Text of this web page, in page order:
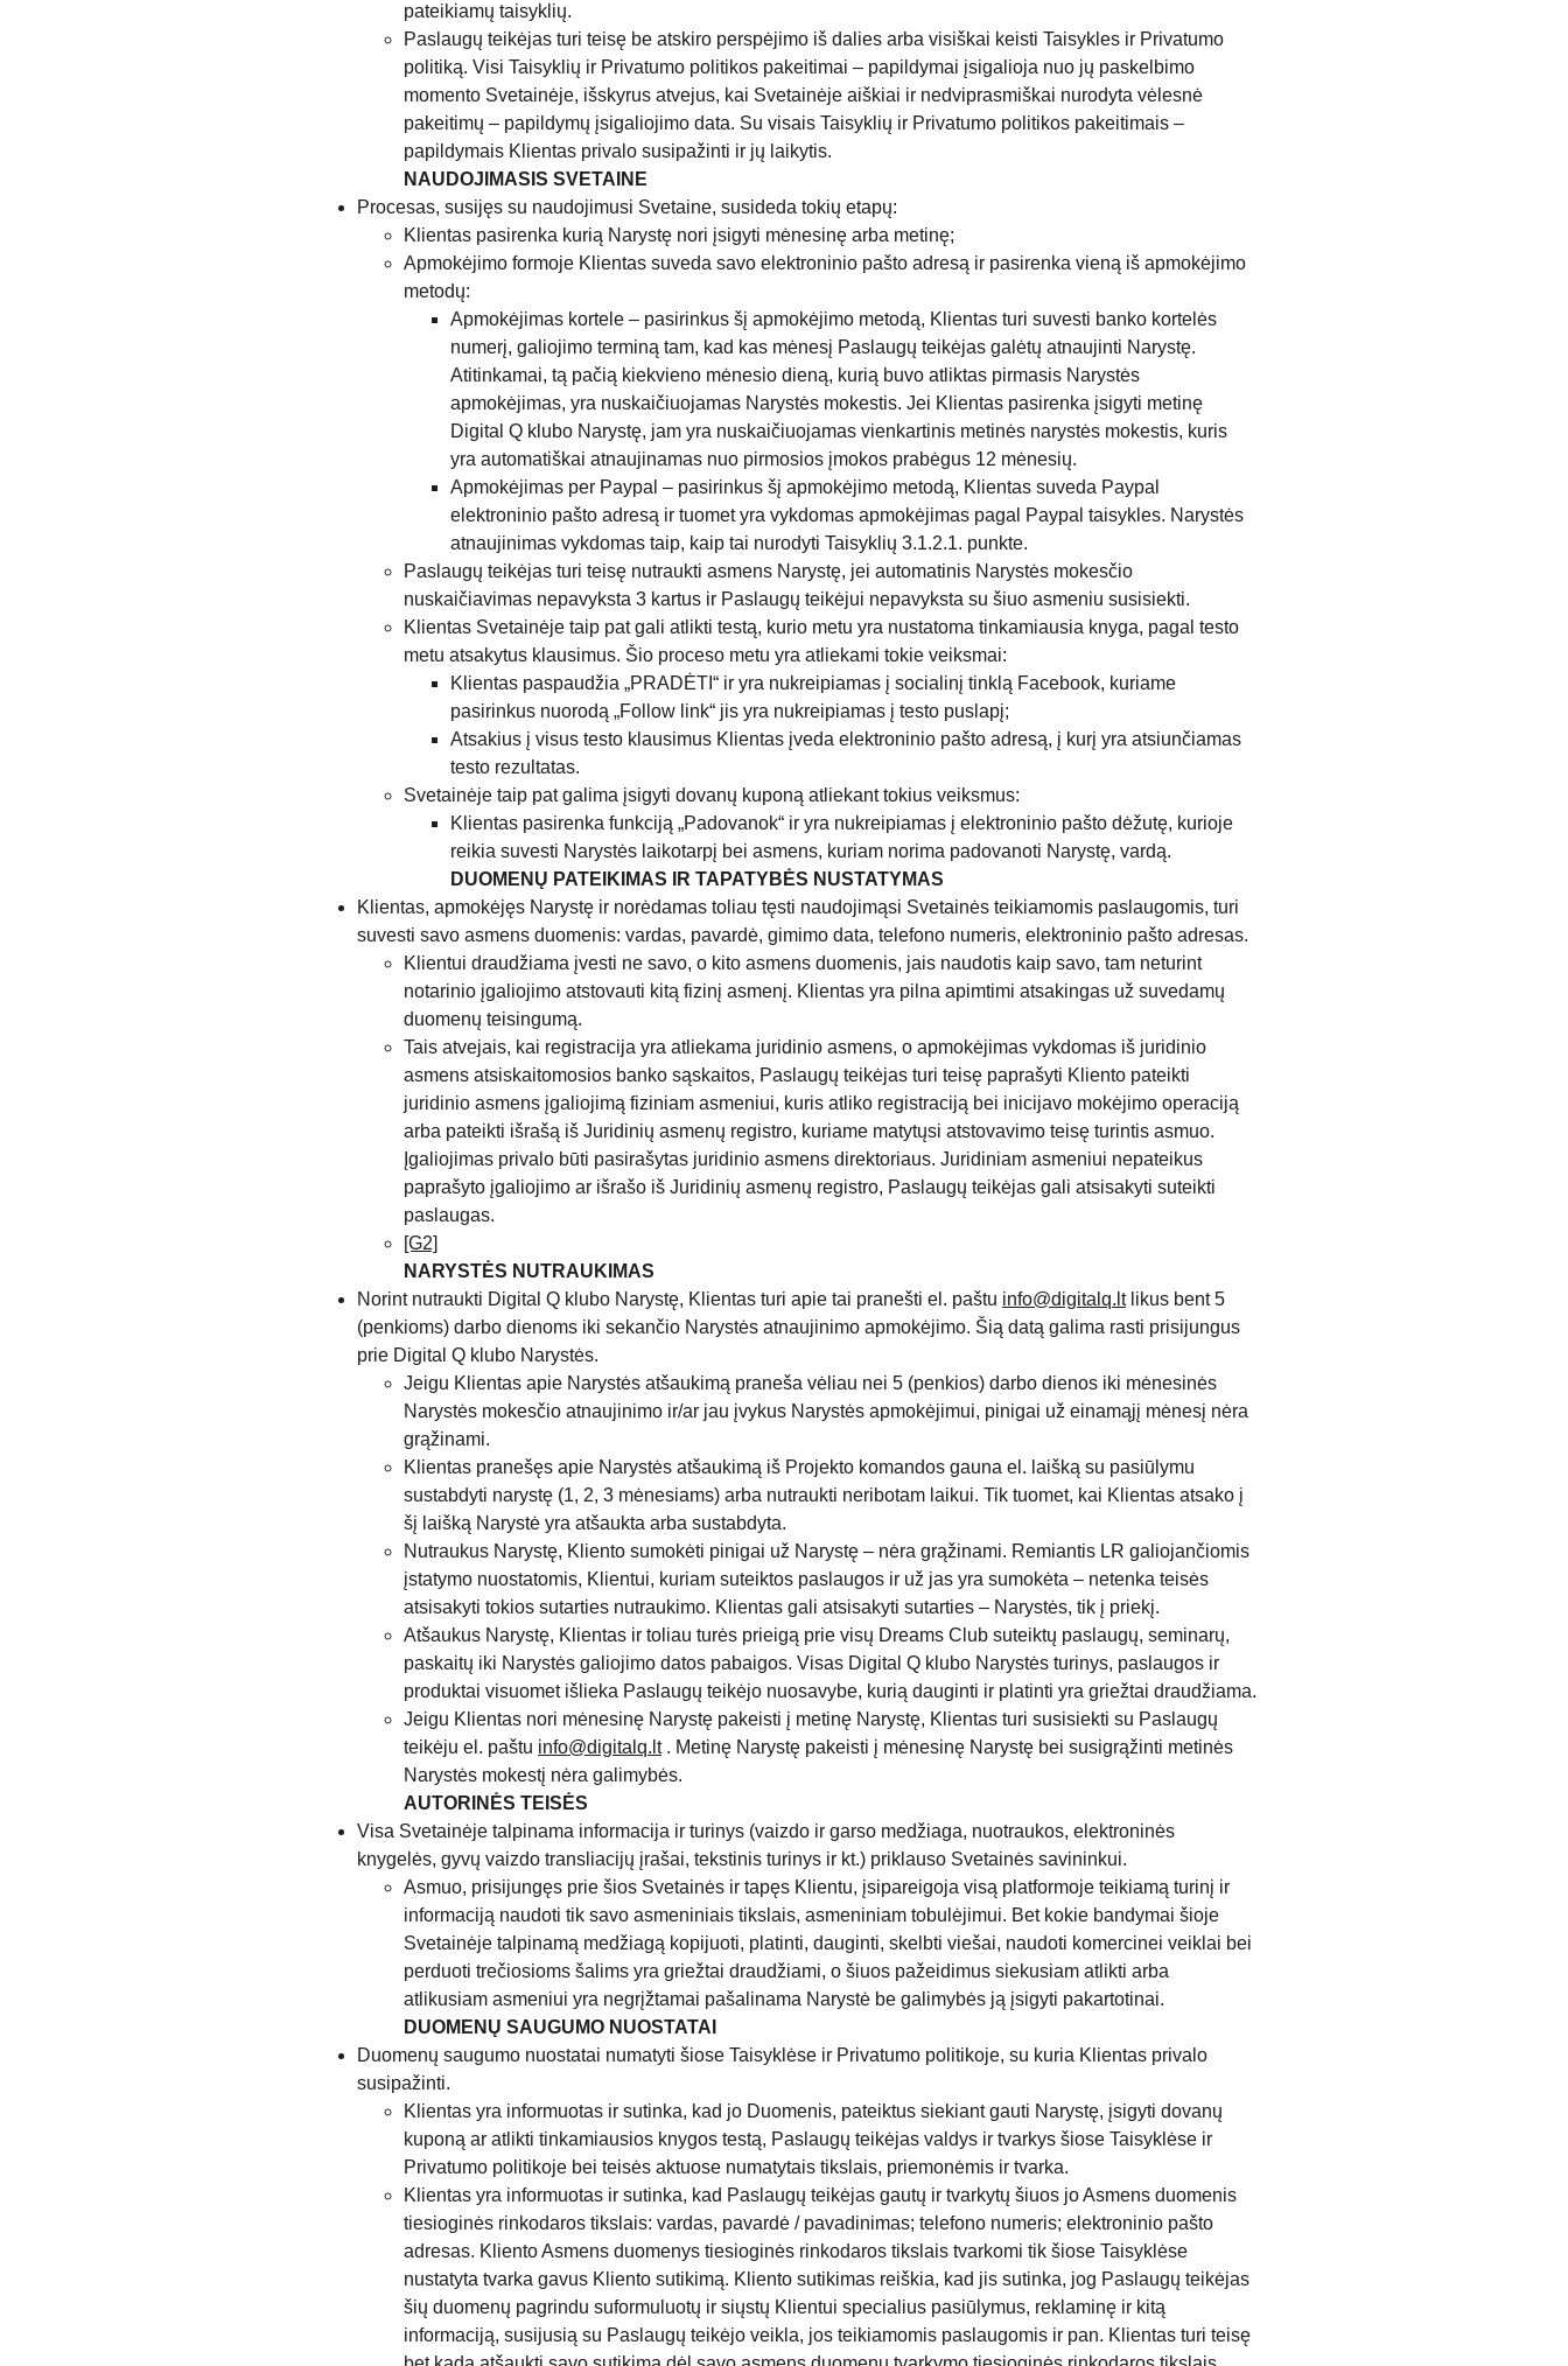
pateikiamų taisyklių.
Paslaugų teikėjas turi teisę be atskiro perspėjimo iš dalies arba visiškai keisti Taisykles ir Privatumo
politiką. Visi Taisyklių ir Privatumo politikos pakeitimai – papildymai įsigalioja nuo jų paskelbimo
momento Svetainėje, išskyrus atvejus, kai Svetainėje aiškiai ir nedviprasmiškai nurodyta vėlesnė
pakeitimų – papildymų įsigaliojimo data. Su visais Taisyklių ir Privatumo politikos pakeitimais –
papildymais Klientas privalo susipažinti ir jų laikytis.
NAUDOJIMASIS SVETAINE
Procesas, susijęs su naudojimusi Svetaine, susideda tokių etapų:
Klientas pasirenka kurią Narystę nori įsigyti mėnesinę arba metinę;
Apmokėjimo formoje Klientas suveda savo elektroninio pašto adresą ir pasirenka vieną iš apmokėjimo
metodų:
Apmokėjimas kortele – pasirinkus šį apmokėjimo metodą, Klientas turi suvesti banko kortelės
numerį, galiojimo terminą tam, kad kas mėnesį Paslaugų teikėjas galėtų atnaujinti Narystę.
Atitinkamai, tą pačią kiekvieno mėnesio dieną, kurią buvo atliktas pirmasis Narystės
apmokėjimas, yra nuskaičiuojamas Narystės mokestis. Jei Klientas pasirenka įsigyti metinę
Digital Q klubo Narystę, jam yra nuskaičiuojamas vienkartinis metinės narystės mokestis, kuris
yra automatiškai atnaujinamas nuo pirmosios įmokos prabėgus 12 mėnesių.
Apmokėjimas per Paypal – pasirinkus šį apmokėjimo metodą, Klientas suveda Paypal
elektroninio pašto adresą ir tuomet yra vykdomas apmokėjimas pagal Paypal taisykles. Narystės
atnaujinimas vykdomas taip, kaip tai nurodyti Taisyklių 3.1.2.1. punkte.
Paslaugų teikėjas turi teisę nutraukti asmens Narystę, jei automatinis Narystės mokesčio
nuskaičiavimas nepavyksta 3 kartus ir Paslaugų teikėjui nepavyksta su šiuo asmeniu susisiekti.
Klientas Svetainėje taip pat gali atlikti testą, kurio metu yra nustatoma tinkamiausia knyga, pagal testo
metu atsakytus klausimus. Šio proceso metu yra atliekami tokie veiksmai:
Klientas paspaudžia „PRADĖTI“ ir yra nukreipiamas į socialinį tinklą Facebook, kuriame
pasirinkus nuorodą „Follow link“ jis yra nukreipiamas į testo puslapį;
Atsakius į visus testo klausimus Klientas įveda elektroninio pašto adresą, į kurį yra atsiunčiamas
testo rezultatas.
Svetainėje taip pat galima įsigyti dovanų kuponą atliekant tokius veiksmus:
Klientas pasirenka funkciją „Padovanok“ ir yra nukreipiamas į elektroninio pašto dėžutę, kurioje
reikia suvesti Narystės laikotarpį bei asmens, kuriam norima padovanoti Narystę, vardą.
DUOMENŲ PATEIKIMAS IR TAPATYBĖS NUSTATYMAS
Klientas, apmokėjęs Narystę ir norėdamas toliau tęsti naudojimąsi Svetainės teikiamomis paslaugomis, turi
suvesti savo asmens duomenis: vardas, pavardė, gimimo data, telefono numeris, elektroninio pašto adresas.
Klientui draudžiama įvesti ne savo, o kito asmens duomenis, jais naudotis kaip savo, tam neturint
notarinio įgaliojimo atstovauti kitą fizinį asmenį. Klientas yra pilna apimtimi atsakingas už suvedamų
duomenų teisingumą.
Tais atvejais, kai registracija yra atliekama juridinio asmens, o apmokėjimas vykdomas iš juridinio
asmens atsiskaitomosios banko sąskaitos, Paslaugų teikėjas turi teisę paprašyti Kliento pateikti
juridinio asmens įgaliojimą fiziniam asmeniui, kuris atliko registraciją bei inicijavo mokėjimo operaciją
arba pateikti išrašą iš Juridinių asmenų registro, kuriame matytųsi atstovavimo teisę turintis asmuo.
Įgaliojimas privalo būti pasirašytas juridinio asmens direktoriaus. Juridiniam asmeniui nepateikus
paprašyto įgaliojimo ar išrašo iš Juridinių asmenų registro, Paslaugų teikėjas gali atsisakyti suteikti
paslaugas.
[G2]
NARYSTĖS NUTRAUKIMAS
Norint nutraukti Digital Q klubo Narystę, Klientas turi apie tai pranešti el. paštu info@digitalq.lt likus bent 5
(penkioms) darbo dienoms iki sekančio Narystės atnaujinimo apmokėjimo. Šią datą galima rasti prisijungus
prie Digital Q klubo Narystės.
Jeigu Klientas apie Narystės atšaukimą praneša vėliau nei 5 (penkios) darbo dienos iki mėnesinės
Narystės mokesčio atnaujinimo ir/ar jau įvykus Narystės apmokėjimui, pinigai už einamąjį mėnesį nėra
grąžinami.
Klientas pranešęs apie Narystės atšaukimą iš Projekto komandos gauna el. laišką su pasiūlymu
sustabdyti narystę (1, 2, 3 mėnesiams) arba nutraukti neribotam laikui. Tik tuomet, kai Klientas atsako į
šį laišką Narystė yra atšaukta arba sustabdyta.
Nutraukus Narystę, Kliento sumokėti pinigai už Narystę – nėra grąžinami. Remiantis LR galiojančiomis
įstatymo nuostatomis, Klientui, kuriam suteiktos paslaugos ir už jas yra sumokėta – netenka teisės
atsisakyti tokios sutarties nutraukimo. Klientas gali atsisakyti sutarties – Narystės, tik į priekį.
Atšaukus Narystę, Klientas ir toliau turės prieigą prie visų Dreams Club suteiktų paslaugų, seminarų,
paskaitų iki Narystės galiojimo datos pabaigos. Visas Digital Q klubo Narystės turinys, paslaugos ir
produktai visuomet išlieka Paslaugų teikėjo nuosavybe, kurią dauginti ir platinti yra griežtai draudžiama.
Jeigu Klientas nori mėnesinę Narystę pakeisti į metinę Narystę, Klientas turi susisiekti su Paslaugų
teikėju el. paštu info@digitalq.lt . Metinę Narystę pakeisti į mėnesinę Narystę bei susigrąžinti metinės
Narystės mokestį nėra galimybės.
AUTORINĖS TEISĖS
Visa Svetainėje talpinama informacija ir turinys (vaizdo ir garso medžiaga, nuotraukos, elektroninės
knygelės, gyvų vaizdo transliacijų įrašai, tekstinis turinys ir kt.) priklauso Svetainės savininkui.
Asmuo, prisijungęs prie šios Svetainės ir tapęs Klientu, įsipareigoja visą platformoje teikiamą turinį ir
informaciją naudoti tik savo asmeniniais tikslais, asmeniniam tobulėjimui. Bet kokie bandymai šioje
Svetainėje talpinamą medžiagą kopijuoti, platinti, dauginti, skelbti viešai, naudoti komercinei veiklai bei
perduoti trečiosioms šalims yra griežtai draudžiami, o šiuos pažeidimus siekusiam atlikti arba
atlikusiam asmeniui yra negrįžtamai pašalinama Narystė be galimybės ją įsigyti pakartotinai.
DUOMENŲ SAUGUMO NUOSTATAI
Duomenų saugumo nuostatai numatyti šiose Taisyklėse ir Privatumo politikoje, su kuria Klientas privalo
susipažinti.
Klientas yra informuotas ir sutinka, kad jo Duomenis, pateiktus siekiant gauti Narystę, įsigyti dovanų
kuponą ar atlikti tinkamiausios knygos testą, Paslaugų teikėjas valdys ir tvarkys šiose Taisyklėse ir
Privatumo politikoje bei teisės aktuose numatytais tikslais, priemonėmis ir tvarka.
Klientas yra informuotas ir sutinka, kad Paslaugų teikėjas gautų ir tvarkytų šiuos jo Asmens duomenis
tiesioginės rinkodaros tikslais: vardas, pavardė / pavadinimas; telefono numeris; elektroninio pašto
adresas. Kliento Asmens duomenys tiesioginės rinkodaros tikslais tvarkomi tik šiose Taisyklėse
nustatyta tvarka gavus Kliento sutikimą. Kliento sutikimas reiškia, kad jis sutinka, jog Paslaugų teikėjas
šių duomenų pagrindu suformuluotų ir siųstų Klientui specialius pasiūlymus, reklaminę ir kitą
informaciją, susijusią su Paslaugų teikėjo veikla, jos teikiamomis paslaugomis ir pan. Klientas turi teisę